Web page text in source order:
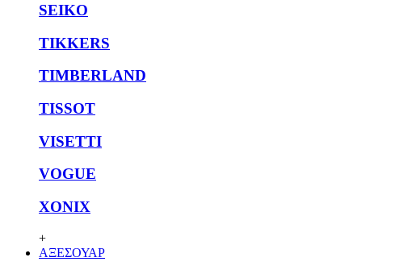
SEIKO
TIKKERS
TIMBERLAND
TISSOT
VISETTI
VOGUE
XONIX
+
ΑΞΕΣΟΥΑΡ